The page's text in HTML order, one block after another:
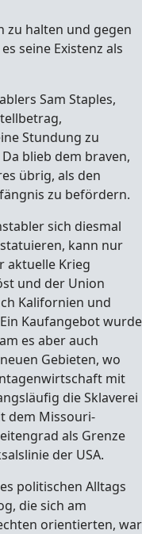
zu halten und gegen
seine Existenz als
Sam Staples,
Stundung zu
blieb dem braven,
übrig, als den
zu befördern.
sich diesmal
kann nur
aktuelle Krieg
und der Union
Kalifornien und
Kaufangebot wurde
es aber auch
Gebieten, wo
mit
die Sklaverei
dem Missouri-
als Grenze
der USA.
politischen Alltags
die sich am
orientierten, war